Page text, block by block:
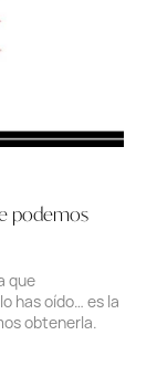
podemos
que
has oído… es la
obtenerla.